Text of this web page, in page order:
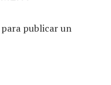
para publicar un